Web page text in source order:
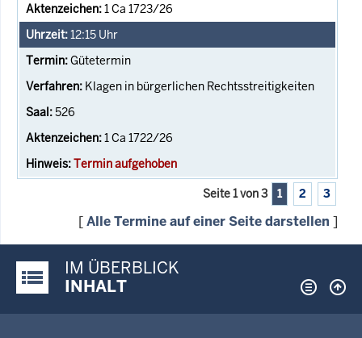
1 Ca 1723/26
12:15 Uhr
Gütetermin
Klagen in bürgerlichen Rechtsstreitigkeiten
526
1 Ca 1722/26
Termin aufgehoben
Seite 1 von 3 1 2 3
[Alle Termine auf einer Seite darstellen ]
Justiz-Portal im Überblick:
IM ÜBERBLICK
INHALT